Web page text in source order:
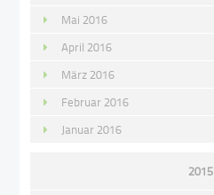
Mai 2016
April 2016
März 2016
Februar 2016
Januar 2016
2015